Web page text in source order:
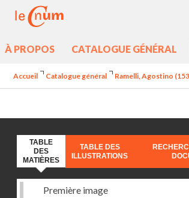
À PROPOS CATALOGUE GÉNÉRAL
Accueil Catalogue général Ramelli, Agostino
TABLE
DES
MATIÈRES
TABLE DES
ILLUSTRATIONS
Première image